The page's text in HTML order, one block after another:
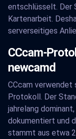
entschlüsselt. Der
Kartenarbeit.
serverseitiges
CCcam-
newcamd
CCcam verwendet
Protokoll. Der
jahrelang
dokumentiert und
stammt aus etwa